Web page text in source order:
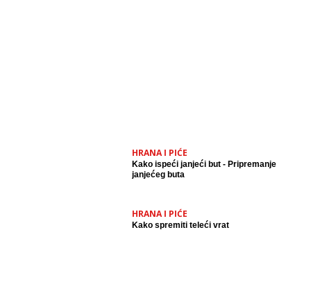
HRANA I PIĆE
Kako ispeći janjeći but - Pripremanje
janjećeg buta
HRANA I PIĆE
Kako spremiti teleći vrat